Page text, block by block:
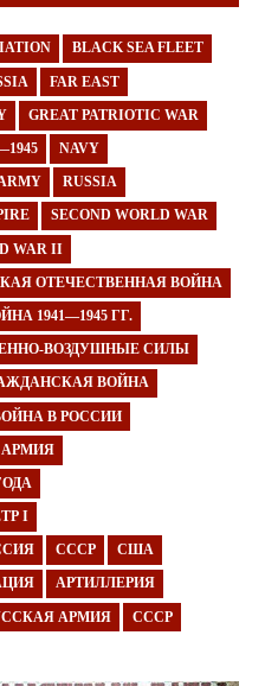
BLACK SEA FLEET
FAR EAST
GREAT PATRIOTIC WAR
NAVY
RUSSIA
SECOND WORLD WAR
WAR II
ОТЕЧЕСТВЕННАЯ ВОЙНА
1941—1945 ГГ.
ВОЗДУШНЫЕ СИЛЫ
ВОЙНА
В РОССИИ
АРМИЯ
I
СССР США
АРТИЛЛЕРИЯ
АРМИЯ СССР